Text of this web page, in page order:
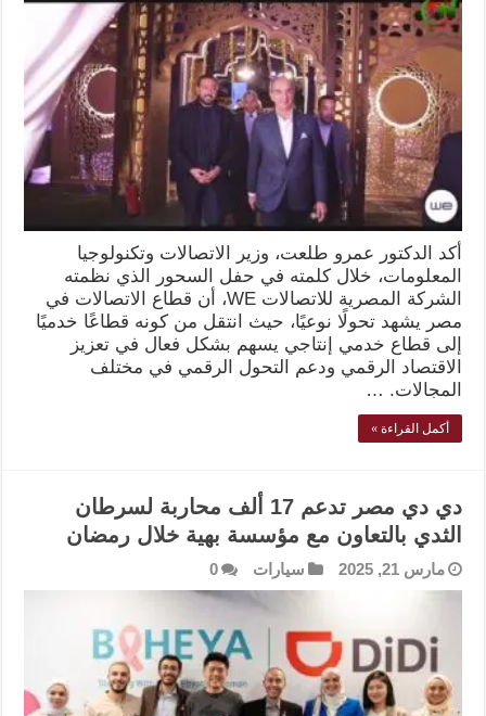
أكد الدكتور عمرو طلعت، وزير الاتصالات وتكنولوجيا
المعلومات، خلال كلمته في حفل السحور الذي نظمته
الشركة المصرية للاتصالات WE، أن قطاع الاتصالات في
مصر يشهد تحولًا نوعيًا، حيث انتقل من كونه قطاعًا خدميًا
إلى قطاع خدمي إنتاجي يسهم بشكل فعال في تعزيز
الاقتصاد الرقمي ودعم التحول الرقمي في مختلف
المجالات. …
أكمل القراءة »
دي دي مصر تدعم 17 ألف محاربة لسرطان
الثدي بالتعاون مع مؤسسة بهية خلال رمضان
مارس 21, 2025 سيارات 0